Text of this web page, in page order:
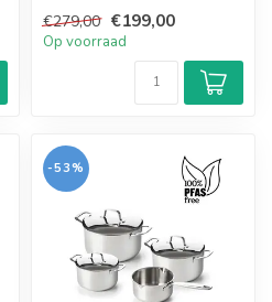
€279,00 €199,00
Op voorraad
-53%